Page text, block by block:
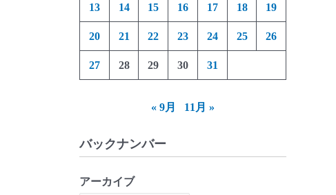
13 14 15 16 17 18 19
20 21 22 23 24 25 26
27 28 29 30 31
« 9月 11月 »
バックナンバー
アーカイブ